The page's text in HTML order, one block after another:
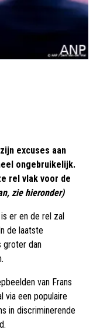
excuses aan
ongebruikelijk.
rel vlak voor de
zie hieronder)
er en de rel zal
de laatste
groter dan
van Frans
via een populaire
in discriminerende